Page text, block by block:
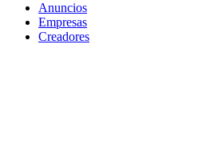
Anuncios
Empresas
Creadores